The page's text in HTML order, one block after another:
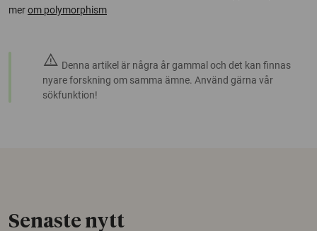
merom polymorphism
warning Denna artikel är några år gammal och det kan finnas
nyare forskning om samma ämne. Använd gärna vår
sökfunktion!
Senaste nytt